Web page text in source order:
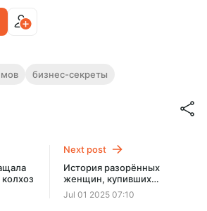
гость программы
очень известный человек.
бизнес-секреты
Next post
История разорённых
женщин, купивших
франшизы салона красоты
Jul 01 2025 07:10